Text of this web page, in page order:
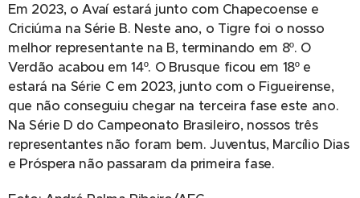
Em 2023, o Avaí estará junto com Chapecoense e
Criciúma na Série B. Neste ano, o Tigre foi o nosso
melhor representante na B, terminando em 8º. O
Verdão acabou em 14º. O Brusque ficou em 18º e
estará na Série C em 2023, junto com o Figueirense,
que não conseguiu chegar na terceira fase este ano.
Na Série D do Campeonato Brasileiro, nossos três
representantes não foram bem. Juventus, Marcílio Dias
e Próspera não passaram da primeira fase.